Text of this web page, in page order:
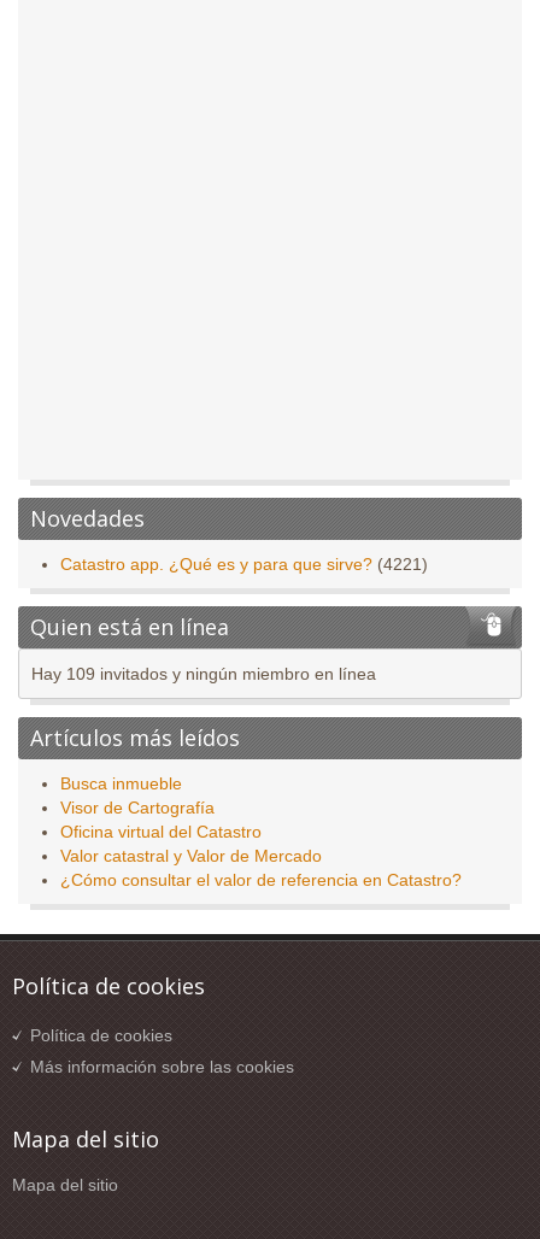
Novedades
Catastro app. ¿Qué es y para que sirve? (4221)
Quien está en línea
Hay 109 invitados y ningún miembro en línea
Artículos más leídos
Busca inmueble
Visor de Cartografía
Oficina virtual del Catastro
Valor catastral y Valor de Mercado
¿Cómo consultar el valor de referencia en Catastro?
Política de cookies
Política de cookies
Más información sobre las cookies
Mapa del sitio
Mapa del sitio